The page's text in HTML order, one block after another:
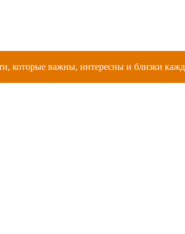
которые важны, интересны и близки